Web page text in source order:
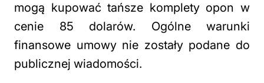
mogą kupować tańsze komplety opon w
cenie 85 dolarów. Ogólne warunki
finansowe umowy nie zostały podane do
publicznej wiadomości.